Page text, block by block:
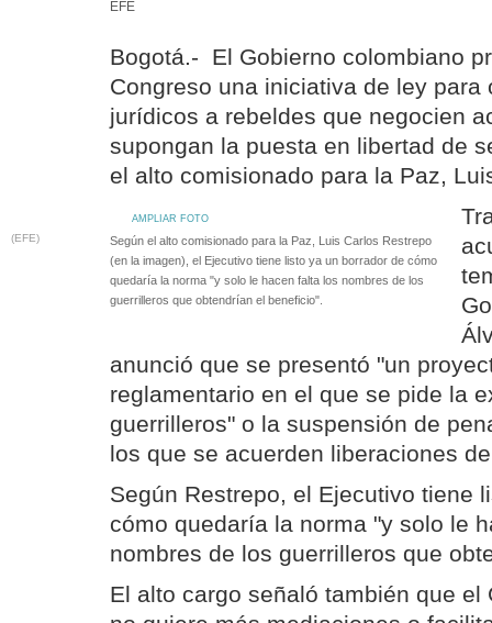
EFE
Bogotá.- El Gobierno colombiano
Congreso una iniciativa de ley para
jurídicos a rebeldes que negocien
supongan la puesta en libertad de
el alto comisionado para la Paz,
AMPLIAR FOTO
(EFE)
Según el alto comisionado para la Paz, Luis Carlos Restrepo
(en la imagen), el Ejecutivo tiene listo ya un borrador de cómo
quedaría la norma "y solo le hacen falta los nombres de los
guerrilleros que obtendrían el beneficio".
anunció que se presentó "un
reglamentario en el que se pide la
guerrilleros" o la suspensión de
los que se acuerden liberaciones
Según Restrepo, el Ejecutivo tiene
cómo quedaría la norma "y solo le
nombres de los guerrilleros que
El alto cargo señaló también que el